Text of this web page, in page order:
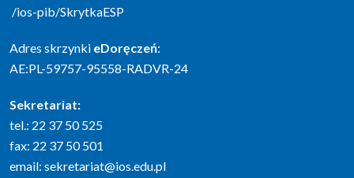
/ios-pib/SkrytkaESP
Adres skrzynki eDoręczeń:
AE:PL-59757-95558-RADVR-24
Sekretariat:
tel.: 22 37 50 525
fax: 22 37 50 501
email: sekretariat@ios.edu.pl